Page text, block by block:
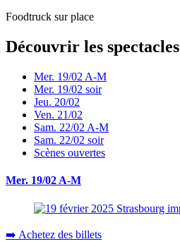
Foodtruck sur place
Découvrir les spectacles
Mer. 19/02 A-M
Mer. 19/02 soir
Jeu. 20/02
Ven. 21/02
Sam. 22/02 A-M
Sam. 22/02 soir
Scènes ouvertes
Mer. 19/02 A-M
➡️ Achetez des billets